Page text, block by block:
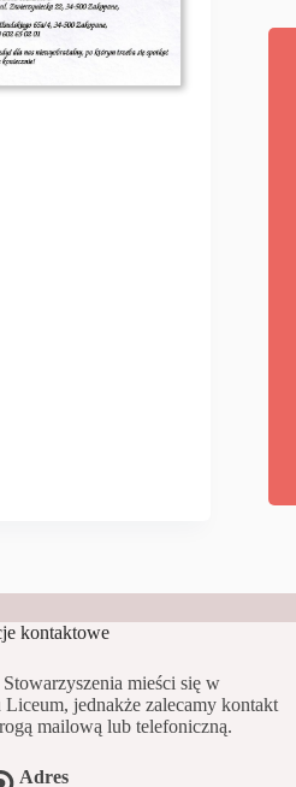
kontaktowe
Stowarzyszenia mieści się w
jednakże zalecamy kontakt
mailową lub telefoniczną.
Adres